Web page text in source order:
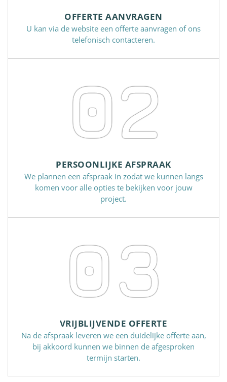
OFFERTE AANVRAGEN
U kan via de website een offerte aanvragen of ons
telefonisch contacteren.
02
PERSOONLIJKE AFSPRAAK
We plannen een afspraak in zodat we kunnen langs
komen voor alle opties te bekijken voor jouw
project.
03
VRIJBLIJVENDE OFFERTE
Na de afspraak leveren we een duidelijke offerte aan,
bij akkoord kunnen we binnen de afgesproken
termijn starten.